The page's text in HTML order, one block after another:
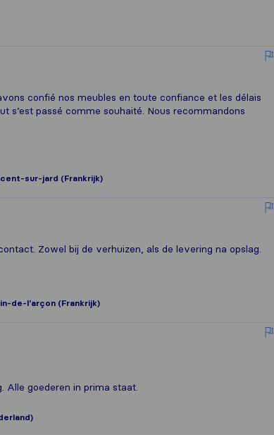
confié nos meubles en toute confiance et les délais
s’est passé comme souhaité. Nous recommandons
sur-jard (Frankrijk)
Zowel bij de verhuizen, als de levering na opslag.
de-l'arçon (Frankrijk)
Alle goederen in prima staat.